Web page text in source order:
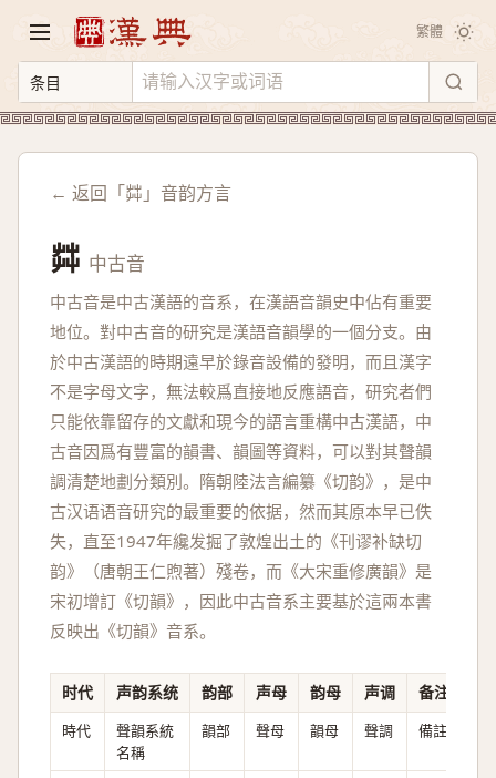
繁體
← 返回「茻」音韵方言
茻 中古音
中古音是中古漢語的音系，在漢語音韻史中佔有重要
地位。對中古音的研究是漢語音韻學的一個分支。由
於中古漢語的時期遠早於錄音設備的發明，而且漢字
不是字母文字，無法較爲直接地反應語音，研究者們
只能依靠留存的文獻和現今的語言重構中古漢語，中
古音因爲有豐富的韻書、韻圖等資料，可以對其聲韻
調清楚地劃分類別。隋朝陸法言編纂《切韵》，是中
古汉语语音研究的最重要的依据，然而其原本早已佚
失，直至1947年纔发掘了敦煌出土的《刊谬补缺切
韵》（唐朝王仁煦著）殘卷，而《大宋重修廣韻》是
宋初增訂《切韻》，因此中古音系主要基於這兩本書
反映出《切韻》音系。
时代 声韵系统 韵部 声母 韵母 声调 备注
時代
聲韻系統
名稱
韻部 聲母 韻母 聲調 備註